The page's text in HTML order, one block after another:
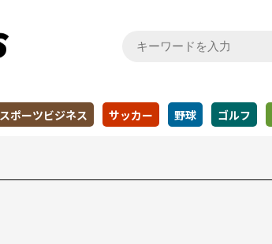
スポーツビジネス サッカー 野球 ゴルフ